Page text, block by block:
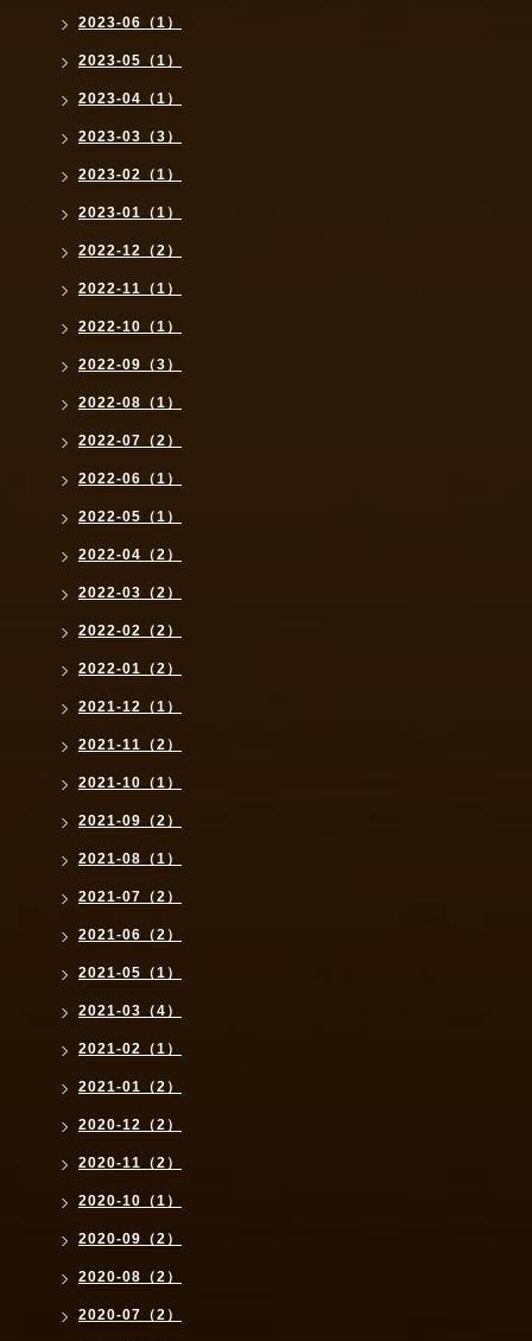
2023-06（1）
2023-05（1）
2023-04（1）
2023-03（3）
2023-02（1）
2023-01（1）
2022-12（2）
2022-11（1）
2022-10（1）
2022-09（3）
2022-08（1）
2022-07（2）
2022-06（1）
2022-05（1）
2022-04（2）
2022-03（2）
2022-02（2）
2022-01（2）
2021-12（1）
2021-11（2）
2021-10（1）
2021-09（2）
2021-08（1）
2021-07（2）
2021-06（2）
2021-05（1）
2021-03（4）
2021-02（1）
2021-01（2）
2020-12（2）
2020-11（2）
2020-10（1）
2020-09（2）
2020-08（2）
2020-07（2）